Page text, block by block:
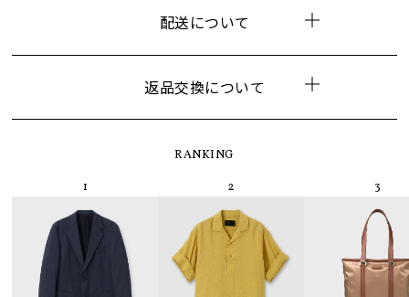
配送について
返品交換について
RANKING